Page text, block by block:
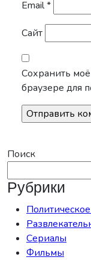
Email*
Сайт
Сохранить моё
браузере для
Поиск
Рубрики
Сериалы
Фильмы